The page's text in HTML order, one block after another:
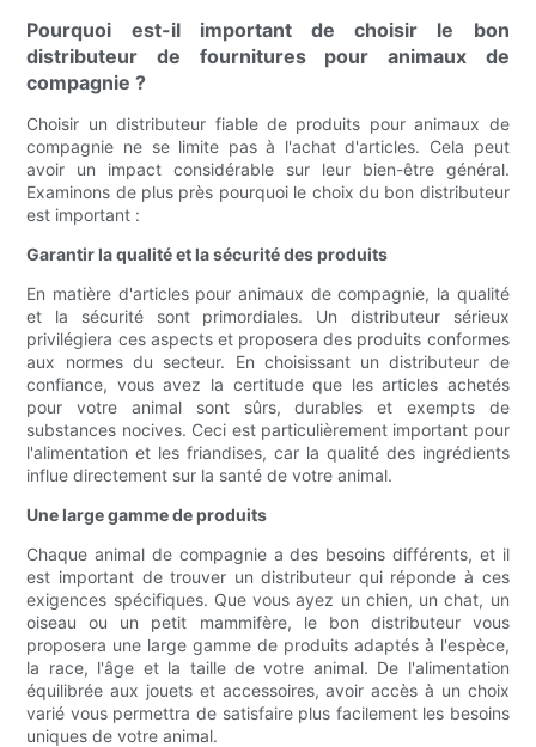
Pourquoi est-il important de choisir le bon
distributeur de fournitures pour animaux de
compagnie ?
Choisir un distributeur fiable de produits pour animaux de
compagnie ne se limite pas à l'achat d'articles. Cela peut
avoir un impact considérable sur leur bien-être général.
Examinons de plus près pourquoi le choix du bon distributeur
est important :
Garantir la qualité et la sécurité des produits
En matière d'articles pour animaux de compagnie, la qualité
et la sécurité sont primordiales. Un distributeur sérieux
privilégiera ces aspects et proposera des produits conformes
aux normes du secteur. En choisissant un distributeur de
confiance, vous avez la certitude que les articles achetés
pour votre animal sont sûrs, durables et exempts de
substances nocives. Ceci est particulièrement important pour
l'alimentation et les friandises, car la qualité des ingrédients
influe directement sur la santé de votre animal.
Une large gamme de produits
Chaque animal de compagnie a des besoins différents, et il
est important de trouver un distributeur qui réponde à ces
exigences spécifiques. Que vous ayez un chien, un chat, un
oiseau ou un petit mammifère, le bon distributeur vous
proposera une large gamme de produits adaptés à l'espèce,
la race, l'âge et la taille de votre animal. De l'alimentation
équilibrée aux jouets et accessoires, avoir accès à un choix
varié vous permettra de satisfaire plus facilement les besoins
uniques de votre animal.